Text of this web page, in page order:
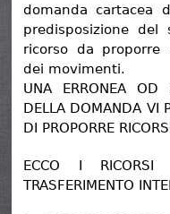
domanda cartacea
predisposizione del
ricorso da proporre
dei movimenti.
UNA ERRONEA OD
DELLA DOMANDA VI
DI PROPORRE
ECCO I RICORSI
TRASFERIMENTO